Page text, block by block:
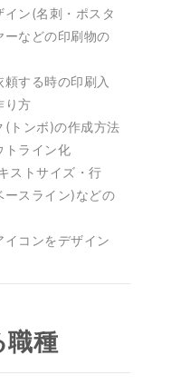
イン(名刺・ポスタ
ーなどの印刷物の
頼する時の印刷入
り方
(トンボ)の作成方法
トライン化
ストサイズ・行
ースライン)などの
イコンをデザイン
職種